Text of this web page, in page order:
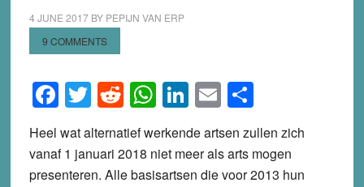
4 JUNE 2017BY PEPIJN VAN ERP
9 COMMENTS
Facebook
Twitter
Reddit
WhatsApp
LinkedIn
EmailShare
Heel wat alternatief werkende artsen zullen zich
vanaf 1 januari 2018 niet meer als arts mogen
presenteren. Alle basisartsen die voor 2013 hun